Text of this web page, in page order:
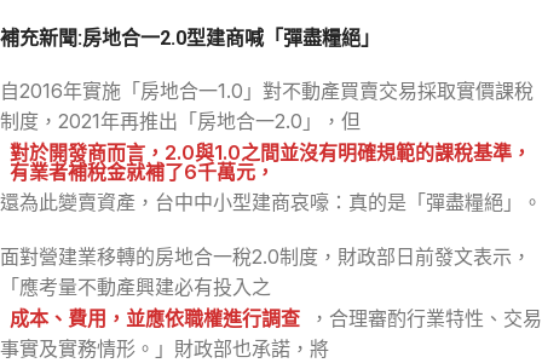
補充新聞:房地合一2.0型建商喊「彈盡糧絕」
自2016年實施「房地合一1.0」對不動產買賣交易採取實價課稅
制度，2021年再推出「房地合一2.0」，但
對於開發商而言，2.0與1.0之間並沒有明確規範的課稅基準，
有業者補稅金就補了6千萬元，
還為此變賣資產，台中中小型建商哀嚎：真的是「彈盡糧絕」。
面對營建業移轉的房地合一稅2.0制度，財政部日前發文表示，
「應考量不動產興建必有投入之
成本、費用，並應依職權進行調查
，合理審酌行業特性、交易
事實及實務情形。」財政部也承諾，將